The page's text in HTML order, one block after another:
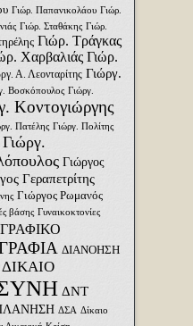
Γιώρ. Παπανικολάου Γιώρ.
Γιώρ. Σταθάκης Γιώρ.
Γιώρ. Τράγκας
Χαρβαλιάς Γιώρ.
Α. Λεονταρίτης Γιώργ.
Βοσκόπουλος Γιώργ.
Κοντογιώργης
Πατέλης Γιώργ. Πολίτης
Γιώργ.
Γιώργος
Γεραπετρίτης
Γιώργος Ρωμανός
βάσης Γυναικοκτονίες
ΔΙΑΝΟΗΣΗ
ΔΙΚΑΙΟ
ΔΝΤ
ΔΣΑ Δίκαιο